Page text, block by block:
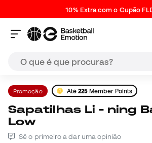
10% Extra com o Cupão
Promoção Até 225 Member Points
Sapatilhas Li - ning BadFive V
Low
Sê o primeiro a dar uma opinião